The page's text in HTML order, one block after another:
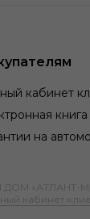
кабинет
книга
на
«АТЛАНТ-
кабинет